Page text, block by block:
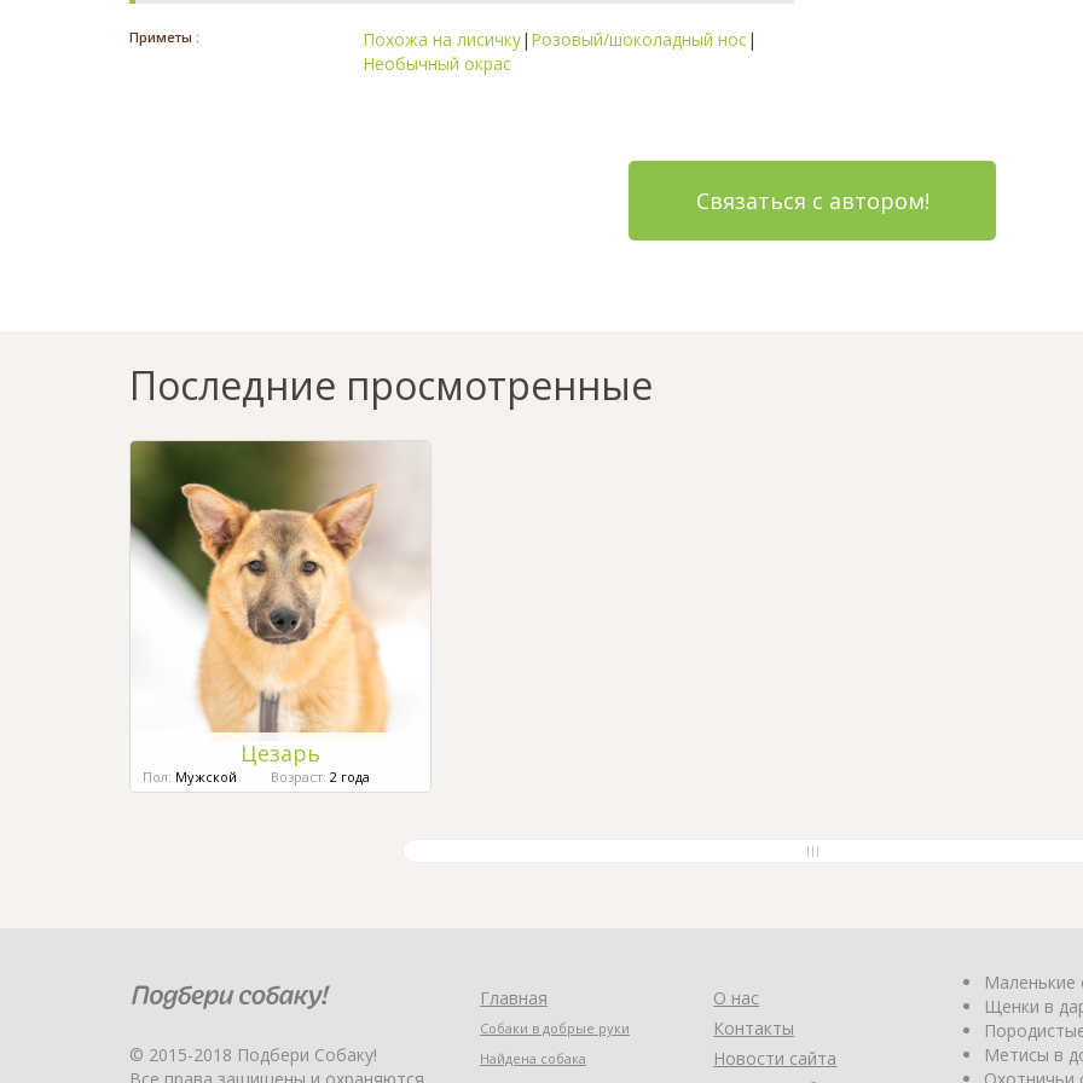
Приметы : Похожа на лисичку| Розовый/шоколадный нос|
Необычный окрас
Связаться с автором!
Последние просмотренные
Цезарь
Пол: Мужской Возраст: 2 года
© 2015-2018 Подбери Собаку!
Главная
Собаки в добрые руки
Найдена собака
О нас
Контакты
Новости сайта
Маленькие
Щенки в
Метисы в